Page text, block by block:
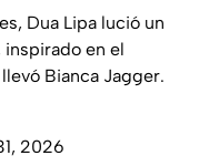
Dua Lipa lució un
en el
Bianca Jagger.
2026